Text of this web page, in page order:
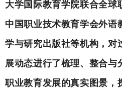
大学国际教育学院联合全球
中国职业技术教育学会外
学与研究出版社等机构，对
展动态进行了梳理、整合与
职业教育发展的真实图景，